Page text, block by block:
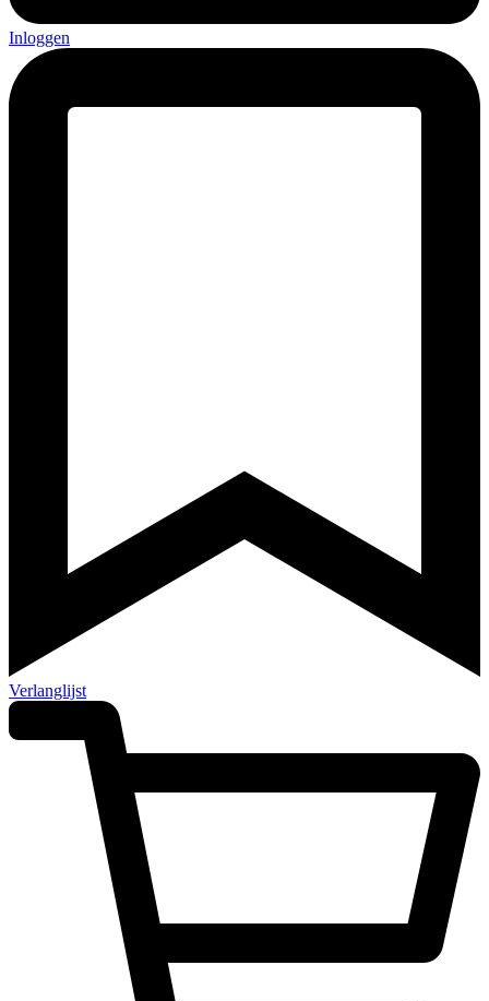
Inloggen
Verlanglijst